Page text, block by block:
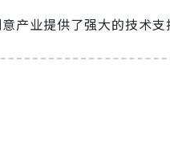
业提供了强大的技术支